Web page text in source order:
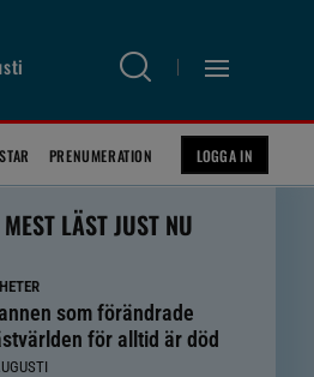
PRENUMERATION LOGGA IN
MEST LÄST JUST NU
som förändrade
för alltid är död